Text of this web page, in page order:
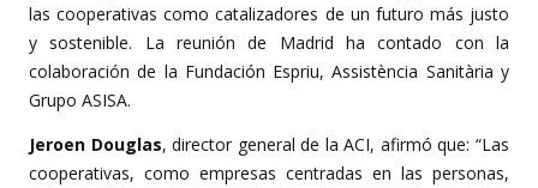
las cooperativas como catalizadores de un futuro más justo
y sostenible. La reunión de Madrid ha contado con la
colaboración de la Fundación Espriu, Assistència Sanitària y
Grupo ASISA.
Jeroen Douglas, director general de la ACI, afirmó que: “Las
cooperativas, como empresas centradas en las personas,